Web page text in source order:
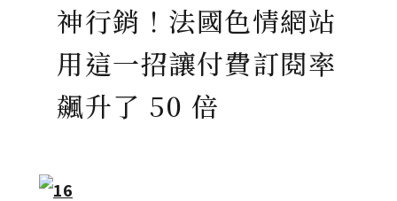
神行銷！法國色情網站
用這一招讓付費訂閱率
飆升了 50 倍